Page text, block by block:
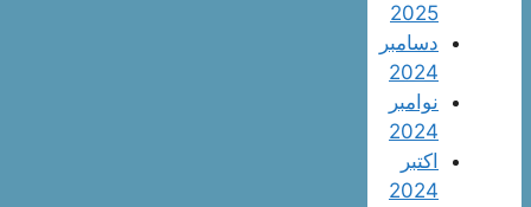
2025
دسامبر
2024
نوامبر
2024
اکتبر
2024